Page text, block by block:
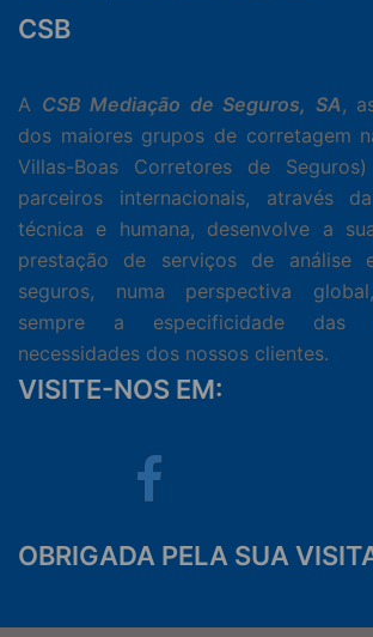
CSB
A CSB Mediação de Seguros, SA,
dos maiores grupos de corretagem
Villas-Boas Corretores de
parceiros internacionais, através
técnica e humana, desenvolve a
prestação de serviços de análise
seguros, numa perspectiva
sempre a especificidade das
necessidades dos nossos clientes.
VISITE-NOS EM:
OBRIGADA PELA SUA